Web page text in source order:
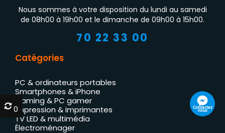
Nous sommes à votre disposition du lundi au samedi
de 08h00 à 19h00 et le dimanche de 09h00 à 15h00.
70 22 33 00
Catégories
PC & ordinateurs portables
Smartphones & iPhone
Gaming & PC gamer
Impression & imprimantes
TV LED & multimédia
Électroménager
Contactez
nous
0
0